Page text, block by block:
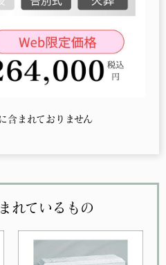
含まれておりません
れているもの